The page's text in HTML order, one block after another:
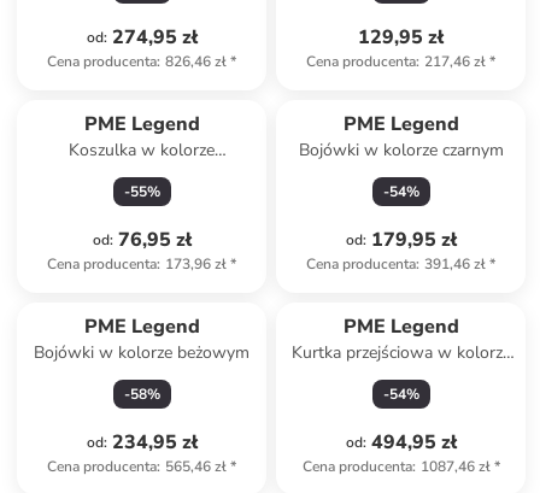
od: 274,95 zł
Cena producenta: 826,46 zł*
129,95 zł
Cena producenta: 217,46 zł*
PME Legend
Koszulka w kolorze
granatowym
-55%
od: 76,95 zł
Cena producenta: 173,96 zł*
PME Legend
Bojówki w kolorze czarnym
-54%
od: 179,95 zł
Cena producenta: 391,46 zł*
PME Legend
Bojówki w kolorze beżowym
-58%
od: 234,95 zł
Cena producenta: 565,46 zł*
PME Legend
Kurtka przejściowa w kolorze
khaki
-54%
od: 494,95 zł
Cena producenta: 1087,46 zł*